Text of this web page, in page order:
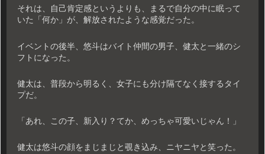
それは、自己肯定感というよりも、まるで自分の中に眠って
いた「何か」が、解放されたような感覚だった。
イベントの後半、悠斗はバイト仲間の男子、健太と一緒のシ
フトになった。
健太は、普段から明るく、女子にも分け隔てなく接するタイ
プだ。
「あれ、この子、新入り？てか、めっちゃ可愛いじゃん！」
健太は悠斗の顔をまじまじと覗き込み、ニヤニヤと笑った。